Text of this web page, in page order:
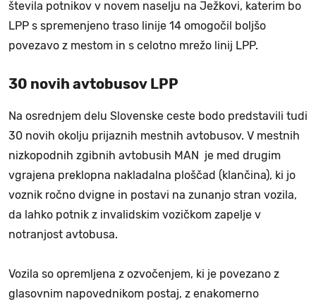
števila potnikov v novem naselju na Ježkovi, katerim bo
LPP s spremenjeno traso linije 14 omogočil boljšo
povezavo z mestom in s celotno mrežo linij LPP.
30 novih avtobusov LPP
Na osrednjem delu Slovenske ceste bodo predstavili tudi
30 novih okolju prijaznih mestnih avtobusov. V mestnih
nizkopodnih zgibnih avtobusih MAN je med drugim
vgrajena preklopna nakladalna ploščad (klančina), ki jo
voznik ročno dvigne in postavi na zunanjo stran vozila,
da lahko potnik z invalidskim vozičkom zapelje v
notranjost avtobusa.
Vozila so opremljena z ozvočenjem, ki je povezano z
glasovnim napovednikom postaj, z enakomerno